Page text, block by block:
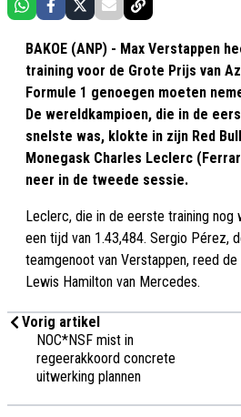
BAKOE (ANP) - Max Verstappen
training voor de Grote Prijs van
Formule 1 genoegen moeten
De wereldkampioen, die in de
snelste was, klokte in zijn Red
Monegask Charles Leclerc
neer in de tweede sessie.
Leclerc, die in de eerste training
een tijd van 1.43,484. Sergio Pérez,
teamgenoot van Verstappen, reed
Lewis Hamilton van Mercedes.
Vorig artikel
NOC*NSF mist in
regeerakkoord concrete
uitwerking plannen